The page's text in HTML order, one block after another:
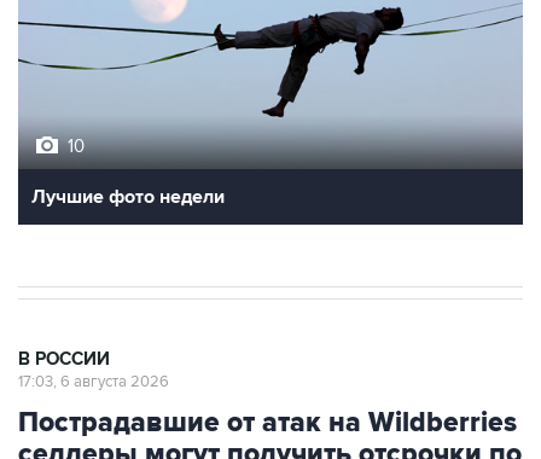
10
Лучшие фото недели
В РОССИИ
17:03, 6 августа 2026
Пострадавшие от атак на Wildberries